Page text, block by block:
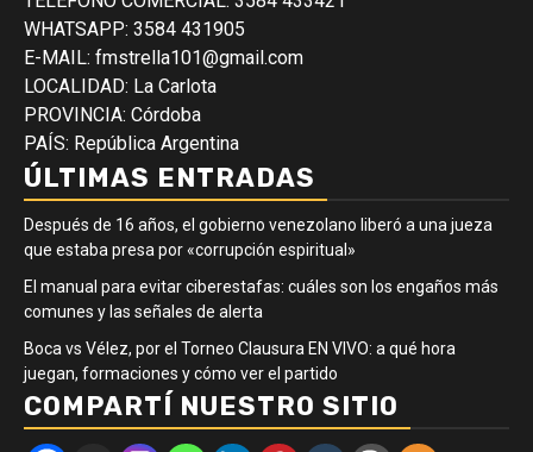
WHATSAPP: 3584 431905
E-MAIL: fmstrella101@gmail.com
LOCALIDAD: La Carlota
PROVINCIA: Córdoba
PAÍS: República Argentina
ÚLTIMAS ENTRADAS
Después de 16 años, el gobierno venezolano liberó a una jueza
que estaba presa por «corrupción espiritual»
El manual para evitar ciberestafas: cuáles son los engaños más
comunes y las señales de alerta
Boca vs Vélez, por el Torneo Clausura EN VIVO: a qué hora
juegan, formaciones y cómo ver el partido
COMPARTÍ NUESTRO SITIO